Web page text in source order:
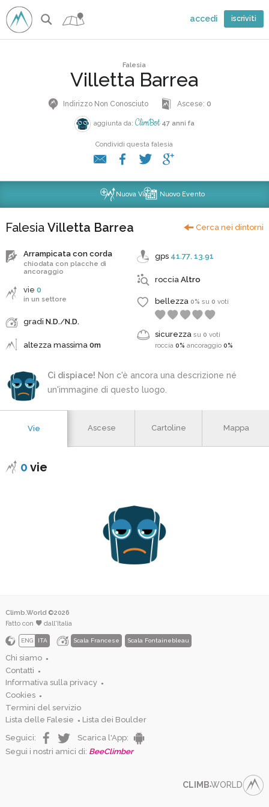
accedi iscriviti
Falesia
Villetta Barrea
Indirizzo Non Conosciuto Ascese:0
aggiunta da: ClimBot 47 anni fa
Condividi questa falesia
Nuova Via Nuovo Evento
Falesia Villetta Barrea Cerca nei dintorni
Arrampicata con corda
chiodata con placche di
ancoraggio
vie 0
in un settore
gradi N.D./N.D.
altezza massima 0m
gps 41.77,13.91
rocciaAltro
bellezza 0% su 0 voti
sicurezzasu 0 voti
roccia0% ancoraggio0%
Ci dispiace! Non c'è ancora una descrizione né
un'immagine di questo luogo.
Vie Ascese Cartoline Mappa
0 vie
Climb.World ©2026
Fatto con
dall'Italia
ENG ITA Scala Francese Scala Fontainebleau
Chi siamo ●
Contatti ●
Informativa sulla privacy ●
Cookies ●
Termini del servizio
Lista delle Falesie
● Lista dei Boulder
Seguici:
Scarica l'App:
Segui i nostri amici di: BeeClimber
CLIMB●WORLD